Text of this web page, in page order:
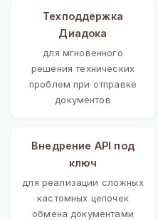
Техподдержка
Диадока
для мгновенного
решения технических
проблем при отправке
документов
Внедрение API под
ключ
для реализации сложных
кастомных цепочек
обмена документами